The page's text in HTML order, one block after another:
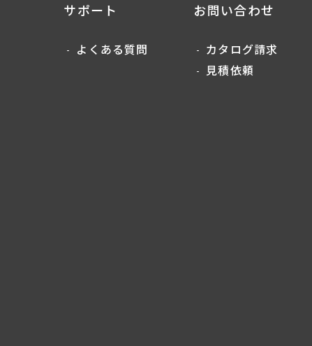
サポート
よくある質問
お問い合わせ
カタログ請求
見積依頼